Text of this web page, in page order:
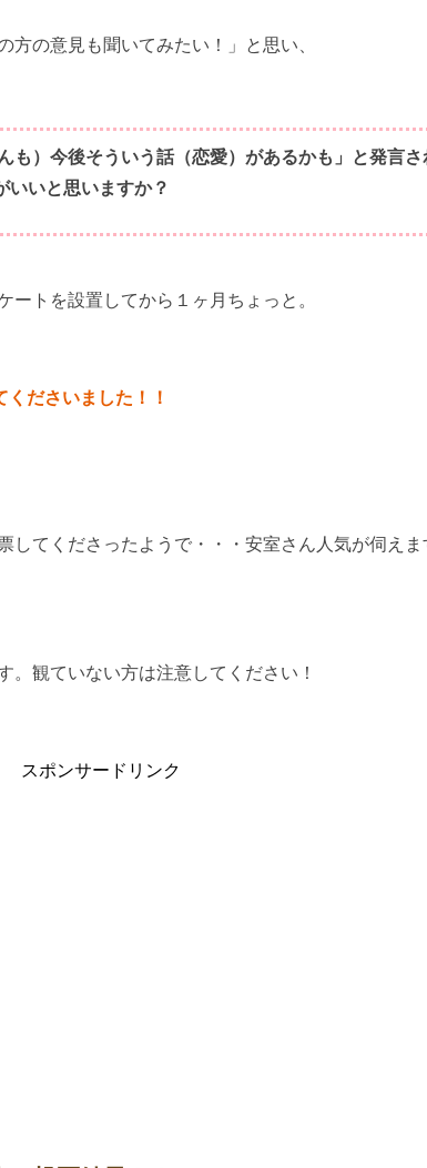
方の意見も聞いてみたい！」と思い、
も）今後そういう話（恋愛）があるかも」と発言さ
いいと思いますか？
ートを設置してから１ヶ月ちょっと。
ださいました！！
してくださったようで・・・安室さん人気が伺えま
観ていない方は注意してください！
スポンサードリンク